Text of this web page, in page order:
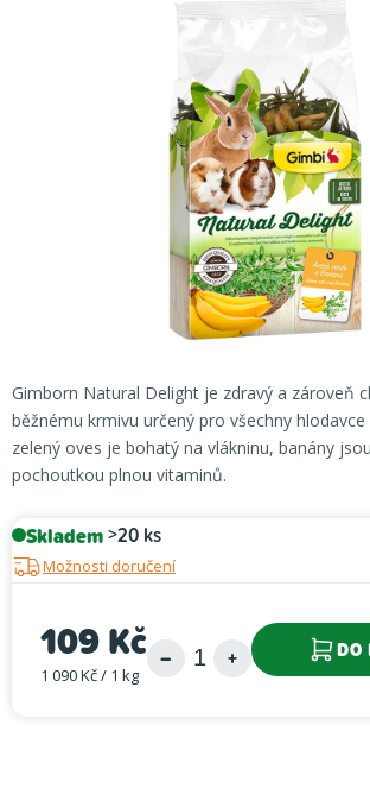
Gimborn Natural Delight je zdravý a zároveň
běžnému krmivu určený pro všechny
zelený oves je bohatý na vlákninu, banány
pochoutkou plnou vitaminů.
Skladem>20 ks
Možnosti doručení
109 Kč
Měrná cena:
1 090 Kč / 1 kg
DO